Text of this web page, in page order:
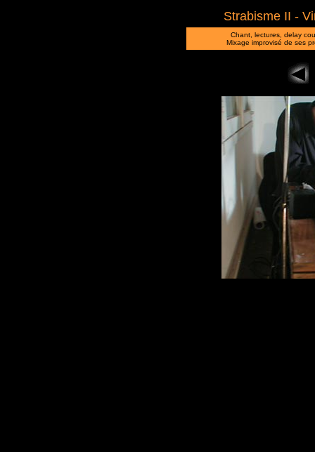
Strabisme II -
Chant, lectures, delay
Mixage improvisé de ses